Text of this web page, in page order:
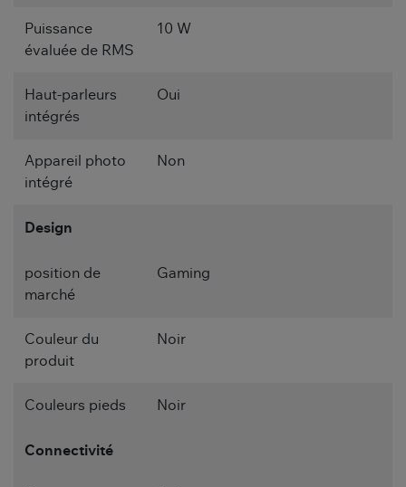
Puissance
évaluée de RMS
10 W
Haut-parleurs
intégrés
Oui
Appareil photo
intégré
Non
Design
position de
marché
Gaming
Couleur du
produit
Noir
Couleurs pieds Noir
Connectivité